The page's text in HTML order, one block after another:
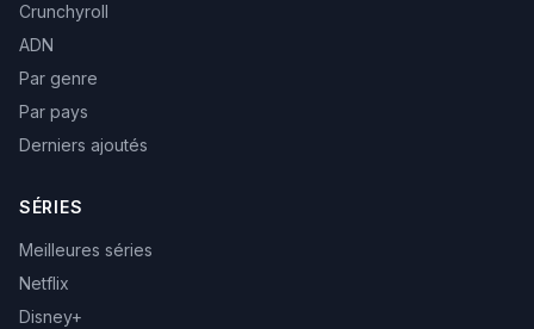
Crunchyroll
ADN
Par genre
Par pays
Derniers ajoutés
SÉRIES
Meilleures séries
Netflix
Disney+